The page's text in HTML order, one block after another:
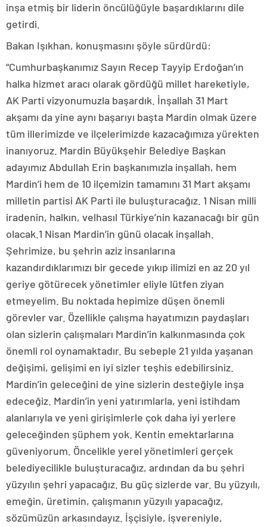
inşa etmiş bir liderin öncülüğüyle başardıklarını dile
getirdi.
Bakan Işıkhan, konuşmasını şöyle sürdürdü:
“Cumhurbaşkanımız Sayın Recep Tayyip Erdoğan’ın
halka hizmet aracı olarak gördüğü millet hareketiyle,
AK Parti vizyonumuzla başardık. İnşallah 31 Mart
akşamı da yine aynı başarıyı başta Mardin olmak üzere
tüm illerimizde ve ilçelerimizde kazacağımıza yürekten
inanıyoruz. Mardin Büyükşehir Belediye Başkan
adayımız Abdullah Erin başkanımızla inşallah, hem
Mardin’i hem de 10 ilçemizin tamamını 31 Mart akşamı
milletin partisi AK Parti ile buluşturacağız. 1 Nisan milli
iradenin, halkın, velhasıl Türkiye’nin kazanacağı bir gün
olacak.1 Nisan Mardin’in günü olacak inşallah.
Şehrimize, bu şehrin aziz insanlarına
kazandırdıklarımızı bir gecede yıkıp ilimizi en az 20 yıl
geriye götürecek yönetimler eliyle lütfen ziyan
etmeyelim. Bu noktada hepimize düşen önemli
görevler var. Özellikle çalışma hayatımızın paydaşları
olan sizlerin çalışmaları Mardin’in kalkınmasında çok
önemli rol oynamaktadır. Bu sebeple 21 yılda yaşanan
değişimi, gelişimi en iyi sizler teşhis edebilirsiniz.
Mardin’in geleceğini de yine sizlerin desteğiyle inşa
edeceğiz. Mardin’in yeni yatırımlarla, yeni istihdam
alanlarıyla ve yeni girişimlerle çok daha iyi yerlere
geleceğinden şüphem yok. Kentin emektarlarına
güveniyorum. Öncelikle yerel yönetimleri gerçek
belediyecilikle buluşturacağız, ardından da bu şehri
yüzyılın şehri yapacağız. Bu güç sizlerde var. Bu yüzyılı,
emeğin, üretimin, çalışmanın yüzyılı yapacağız,
sözümüzün arkasındayız. İşçisiyle, işvereniyle,